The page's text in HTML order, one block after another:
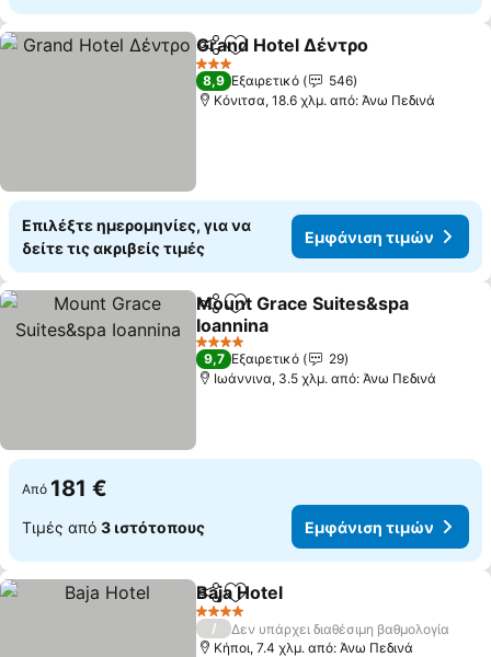
Κοινοποίηση
Προσθήκη στα αγαπημένα
Grand Hotel Δέντρο
3 Αστέρια
8,9 Εξαιρετικό
546
Κόνιτσα, 18.6 χλμ. από: Άνω Πεδινά
Επιλέξτε ημερομηνίες, για να
δείτε τις ακριβείς τιμές
Εμφάνιση τιμών
Κοινοποίηση
Προσθήκη στα αγαπημένα
Mount Grace Suites&spa
Ioannina
Εμφάνιση τιμών
4 Αστέρια
9,7 Εξαιρετικό
29
Ιωάννινα, 3.5 χλμ. από: Άνω Πεδινά
Από 181 €
Τιμές από 3 ιστότοπους Εμφάνιση τιμών
Κοινοποίηση
Προσθήκη στα αγαπημένα
Baja Hotel
4 Αστέρια
/
Δεν υπάρχει διαθέσιμη βαθμολογία
Κήποι, 7.4 χλμ. από: Άνω Πεδινά